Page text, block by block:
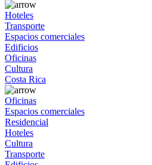
Hoteles
Transporte
Espacios comerciales
Edificios
Oficinas
Cultura
Costa Rica
Oficinas
Espacios comerciales
Residencial
Hoteles
Cultura
Transporte